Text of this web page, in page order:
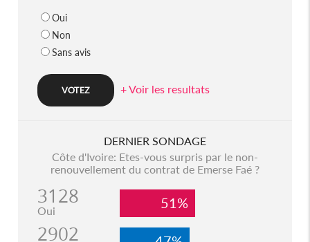
Oui
Non
Sans avis
+ Voir les resultats
DERNIER SONDAGE
Côte d'Ivoire: Etes-vous surpris par le non-
renouvellement du contrat de Emerse Faé ?
3128
Oui 51%
2902